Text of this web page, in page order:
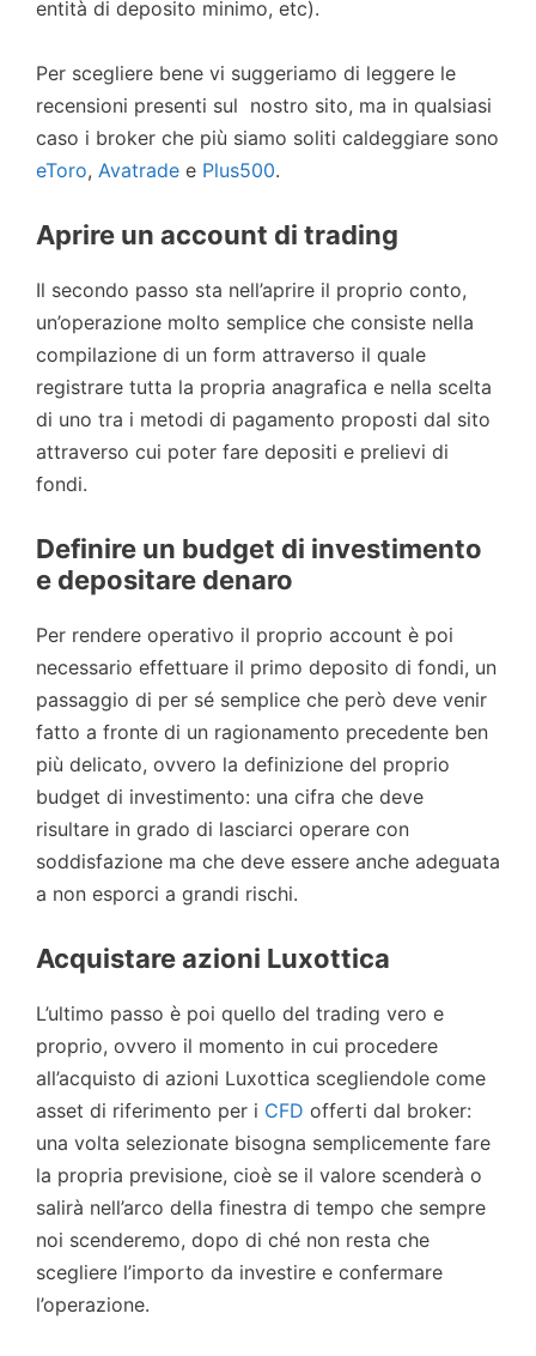
entità di deposito minimo, etc).
Per scegliere bene vi suggeriamo di leggere le
recensioni presenti sul nostro sito, ma in qualsiasi
caso i broker che più siamo soliti caldeggiare sono
eToro, Avatrade e Plus500.
Aprire un account di trading
Il secondo passo sta nell’aprire il proprio conto,
un’operazione molto semplice che consiste nella
compilazione di un form attraverso il quale
registrare tutta la propria anagrafica e nella scelta
di uno tra i metodi di pagamento proposti dal sito
attraverso cui poter fare depositi e prelievi di
fondi.
Definire un budget di investimento
e depositare denaro
Per rendere operativo il proprio account è poi
necessario effettuare il primo deposito di fondi, un
passaggio di per sé semplice che però deve venir
fatto a fronte di un ragionamento precedente ben
più delicato, ovvero la definizione del proprio
budget di investimento: una cifra che deve
risultare in grado di lasciarci operare con
soddisfazione ma che deve essere anche adeguata
a non esporci a grandi rischi.
Acquistare azioni Luxottica
L’ultimo passo è poi quello del trading vero e
proprio, ovvero il momento in cui procedere
all’acquisto di azioni Luxottica scegliendole come
asset di riferimento per i CFD offerti dal broker:
una volta selezionate bisogna semplicemente fare
la propria previsione, cioè se il valore scenderà o
salirà nell’arco della finestra di tempo che sempre
noi scenderemo, dopo di ché non resta che
scegliere l’importo da investire e confermare
l’operazione.